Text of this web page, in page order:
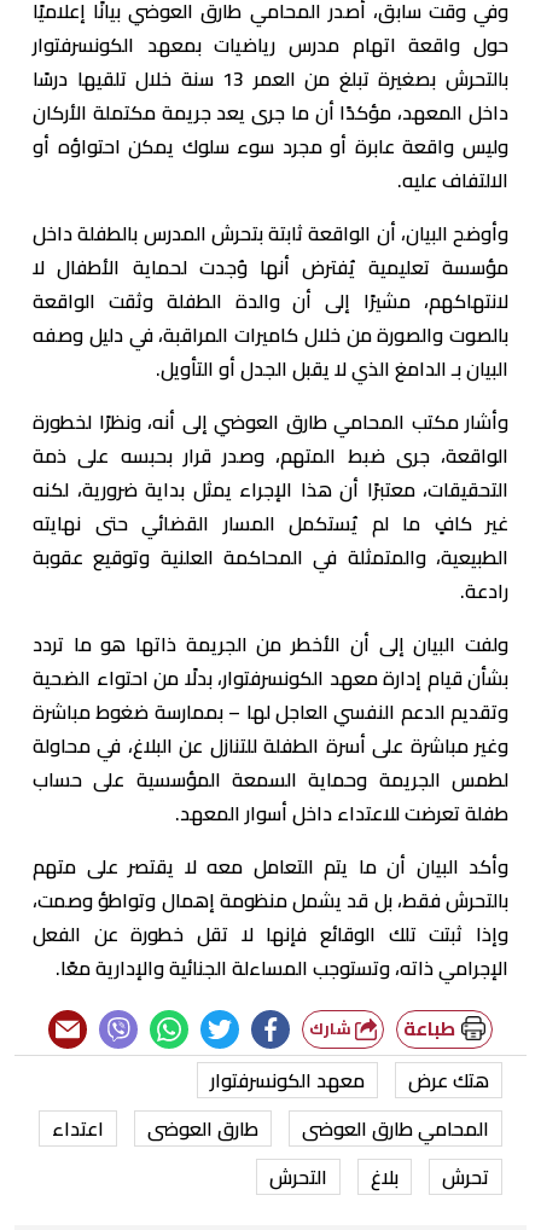
وفي وقت سابق، أصدر المحامي طارق العوضي بيانًا إعلاميًا
حول واقعة اتهام مدرس رياضيات بمعهد الكونسرفتوار
بالتحرش بصغيرة تبلغ من العمر 13 سنة خلال تلقيها درسًا
داخل المعهد، مؤكدًا أن ما جرى يعد جريمة مكتملة الأركان
وليس واقعة عابرة أو مجرد سوء سلوك يمكن احتواؤه أو
الالتفاف عليه.
وأوضح البيان، أن الواقعة ثابتة بتحرش المدرس بالطفلة داخل
مؤسسة تعليمية يُفترض أنها وُجدت لحماية الأطفال لا
لانتهاكهم، مشيرًا إلى أن والدة الطفلة وثقت الواقعة
بالصوت والصورة من خلال كاميرات المراقبة، في دليل وصفه
البيان بـ الدامغ الذي لا يقبل الجدل أو التأويل.
وأشار مكتب المحامي طارق العوضي إلى أنه، ونظرًا لخطورة
الواقعة، جرى ضبط المتهم، وصدر قرار بحبسه على ذمة
التحقيقات، معتبرًا أن هذا الإجراء يمثل بداية ضرورية، لكنه
غير كافٍ ما لم يُستكمل المسار القضائي حتى نهايته
الطبيعية، والمتمثلة في المحاكمة العلنية وتوقيع عقوبة
رادعة.
ولفت البيان إلى أن الأخطر من الجريمة ذاتها هو ما تردد
بشأن قيام إدارة معهد الكونسرفتوار، بدلًا من احتواء الضحية
وتقديم الدعم النفسي العاجل لها – بممارسة ضغوط مباشرة
وغير مباشرة على أسرة الطفلة للتنازل عن البلاغ، في محاولة
لطمس الجريمة وحماية السمعة المؤسسية على حساب
طفلة تعرضت للاعتداء داخل أسوار المعهد.
وأكد البيان أن ما يتم التعامل معه لا يقتصر على متهم
بالتحرش فقط، بل قد يشمل منظومة إهمال وتواطؤ وصمت،
وإذا ثبتت تلك الوقائع فإنها لا تقل خطورة عن الفعل
الإجرامي ذاته، وتستوجب المساءلة الجنائية والإدارية معًا.
طباعة
هتك عرض
معهد الكونسرفتوار
المحامي طارق العوضى
طارق العوضى
اعتداء
تحرش
بلاغ التحرش